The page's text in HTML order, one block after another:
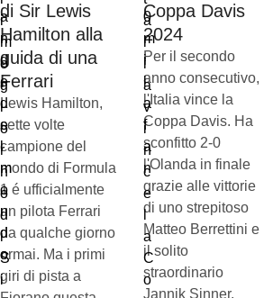
di Sir Lewis
Hamilton alla
guida di una
Ferrari
Lewis Hamilton,
sette volte
campione del
mondo di Formula
1 é ufficialmente
un pilota Ferrari
da qualche giorno
ormai. Ma i primi
giri di pista a
Coppa Davis
2024
Per il secondo
anno consecutivo,
l'Italia vince la
Coppa Davis. Ha
sconfitto 2-0
l'Olanda in finale
grazie alle vittorie
di uno strepitoso
Matteo Berrettini e
il solito
straordinario
Jannik Sinner.